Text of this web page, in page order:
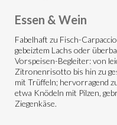
Essen & Wein
Fabelhaft zu Fisch-
gebeiztem Lachs oder
Vorspeisen-Begleiter: von
Zitronenrisotto bis hin zu
mit Trüffeln; hervorragend
etwa Knödeln mit Pilzen,
Ziegenkäse.